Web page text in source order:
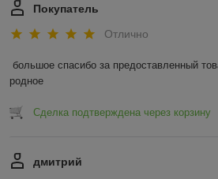
Покупатель
Отлично
большое спасибо за предоставленный
родное
Сделка подтверждена через корзину
дмитрий